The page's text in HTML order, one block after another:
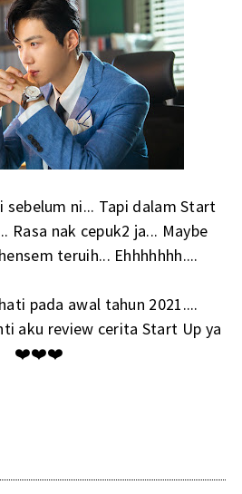
sebelum ni... Tapi dalam Start
Rasa nak cepuk2 ja... Maybe
teruih... Ehhhhhhh....
pada awal tahun 2021....
aku review cerita Start Up ya
❤️❤️❤️